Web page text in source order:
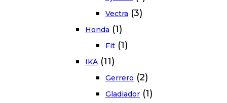
Vectra (3)
Honda (1)
Fit (1)
IKA (11)
Gerrero (2)
Gladiador (1)